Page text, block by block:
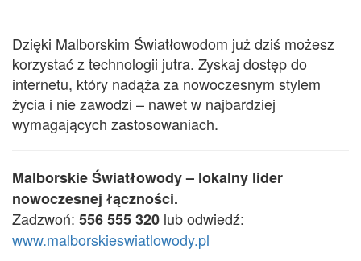
Dzięki Malborskim Światłowodom już dziś możesz
korzystać z technologii jutra. Zyskaj dostęp do
internetu, który nadąża za nowoczesnym stylem
życia i nie zawodzi – nawet w najbardziej
wymagających zastosowaniach.
Malborskie Światłowody – lokalny lider
nowoczesnej łączności.
Zadzwoń: 556 555 320 lub odwiedź:
www.malborskieswiatlowody.pl